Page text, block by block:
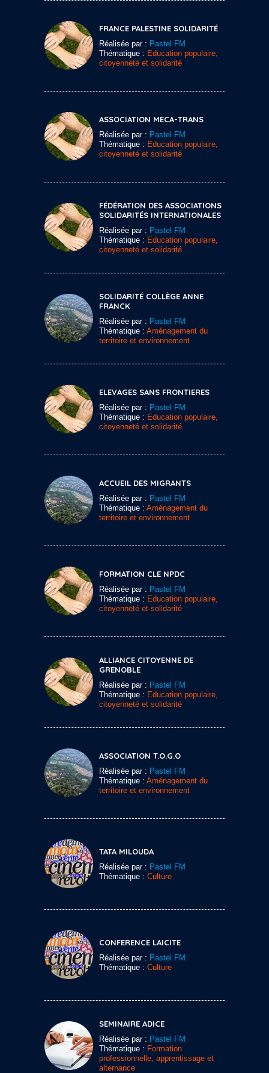
FRANCE PALESTINE SOLIDARITÉ
Réalisée par : Pastel FM
Thématique : Education populaire,
citoyenneté et solidarité
ASSOCIATION MECA-TRANS
Réalisée par : Pastel FM
Thématique : Education populaire,
citoyenneté et solidarité
FÉDÉRATION DES ASSOCIATIONS
SOLIDARITÉS INTERNATIONALES
Réalisée par : Pastel FM
Thématique : Education populaire,
citoyenneté et solidarité
SOLIDARITÉ COLLÈGE ANNE
FRANCK
Réalisée par : Pastel FM
Thématique : Aménagement du
territoire et environnement
ELEVAGES SANS FRONTIERES
Réalisée par : Pastel FM
Thématique : Education populaire,
citoyenneté et solidarité
ACCUEIL DES MIGRANTS
Réalisée par : Pastel FM
Thématique : Aménagement du
territoire et environnement
FORMATION CLE NPDC
Réalisée par : Pastel FM
Thématique : Education populaire,
citoyenneté et solidarité
ALLIANCE CITOYENNE DE
GRENOBLE
Réalisée par : Pastel FM
Thématique : Education populaire,
citoyenneté et solidarité
ASSOCIATION T.O.G.O
Réalisée par : Pastel FM
Thématique : Aménagement du
territoire et environnement
TATA MILOUDA
Réalisée par : Pastel FM
Thématique : Culture
CONFERENCE LAICITE
Réalisée par : Pastel FM
Thématique : Culture
SEMINAIRE ADICE
Réalisée par : Pastel FM
Thématique : Formation
professionnelle, apprentissage et
alternance